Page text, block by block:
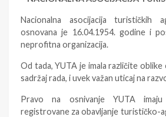
Nacionalna asocijacija turističkih
osnovana je 16.04.1954. godine i
neprofitna organizacija.
Od tada, YUTA je imala različite oblike
sadržaj rada, i uvek važan uticaj na
Pravo na osnivanje YUTA
registrovane za obavljanje turističko-